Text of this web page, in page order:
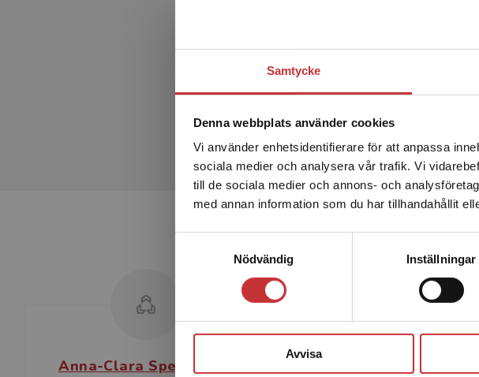
Samtycke
Denna webbplats använder cookies
Vi använder enhetsidentifierare för att anpassa
sociala medier och analysera vår trafik. Vi
till de sociala medier och annons- och
med annan information som du har tillhandahållit
Nödvändig
Inställningar
Avvisa
Det verkar som att
enhet utanför
Sverige. För att
leveransadressen
Anna-Clara Spetz Holm Lena Jonasson